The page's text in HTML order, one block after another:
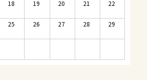
18 19 20 21 22
25 26 27 28 29